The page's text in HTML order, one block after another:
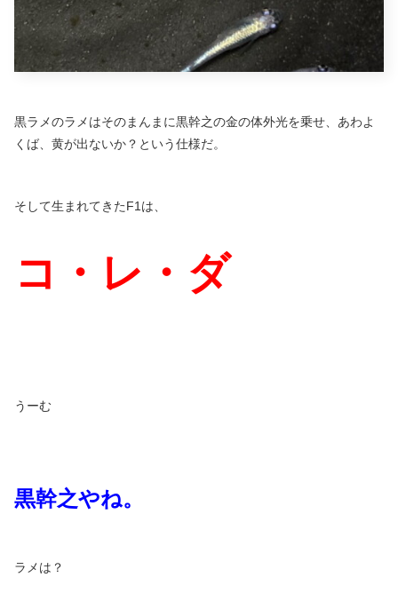
黒ラメのラメはそのまんまに黒幹之の金の体外光を乗せ、あわよ
くば、黄が出ないか？という仕様だ。
そして生まれてきたF1は、
コ・レ・ダ
うーむ
黒幹之やね。
ラメは？